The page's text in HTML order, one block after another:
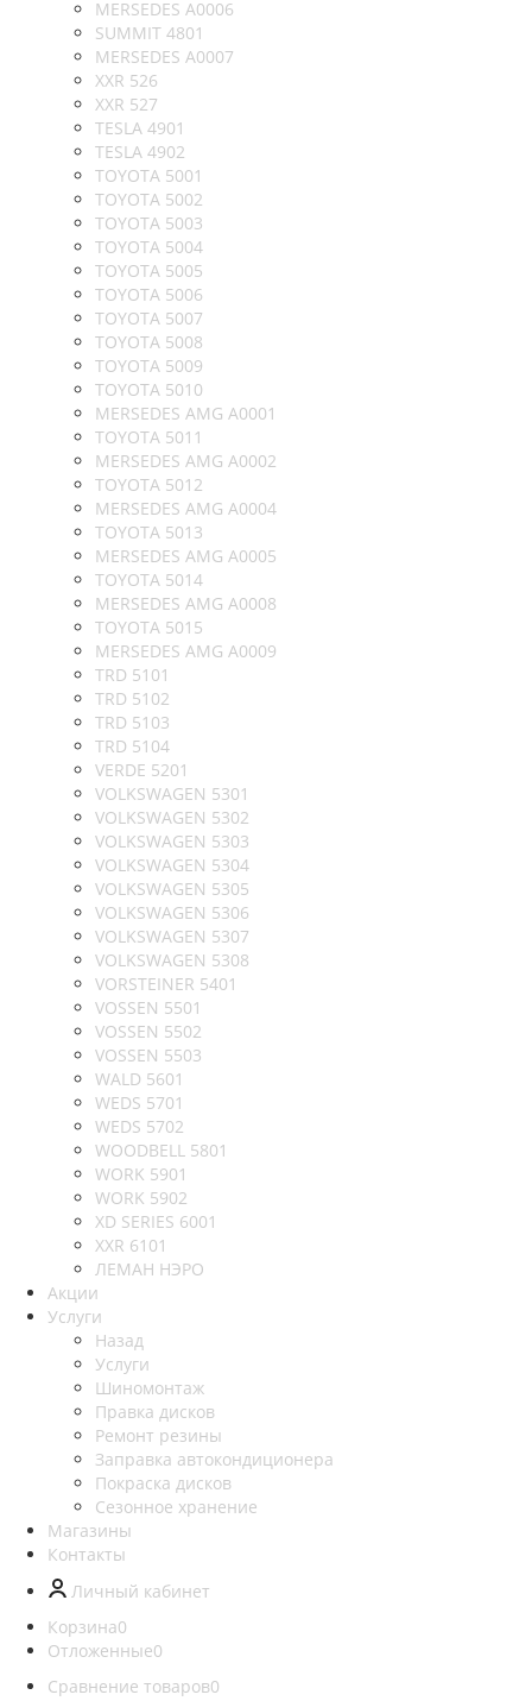
MERSEDES A0006
SUMMIT 4801
MERSEDES A0007
XXR 526
XXR 527
TESLA 4901
TESLA 4902
TOYOTA 5001
TOYOTA 5002
TOYOTA 5003
TOYOTA 5004
TOYOTA 5005
TOYOTA 5006
TOYOTA 5007
TOYOTA 5008
TOYOTA 5009
TOYOTA 5010
MERSEDES AMG A0001
TOYOTA 5011
MERSEDES AMG A0002
TOYOTA 5012
MERSEDES AMG A0004
TOYOTA 5013
MERSEDES AMG A0005
TOYOTA 5014
MERSEDES AMG A0008
TOYOTA 5015
MERSEDES AMG A0009
TRD 5101
TRD 5102
TRD 5103
TRD 5104
VERDE 5201
VOLKSWAGEN 5301
VOLKSWAGEN 5302
VOLKSWAGEN 5303
VOLKSWAGEN 5304
VOLKSWAGEN 5305
VOLKSWAGEN 5306
VOLKSWAGEN 5307
VOLKSWAGEN 5308
VORSTEINER 5401
VOSSEN 5501
VOSSEN 5502
VOSSEN 5503
WALD 5601
WEDS 5701
WEDS 5702
WOODBELL 5801
WORK 5901
WORK 5902
XD SERIES 6001
XXR 6101
ЛЕМАН НЭРО
Акции
Услуги
Назад
Услуги
Шиномонтаж
Правка дисков
Ремонт резины
Заправка автокондиционера
Покраска дисков
Сезонное хранение
Магазины
Контакты
Личный кабинет
Корзина0
Отложенные0
Сравнение товаров0